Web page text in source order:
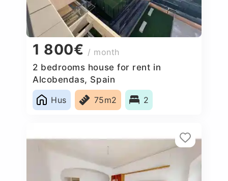
1 800€ / month
2 bedrooms house for rent in
Alcobendas, Spain
Hus
75m2 2